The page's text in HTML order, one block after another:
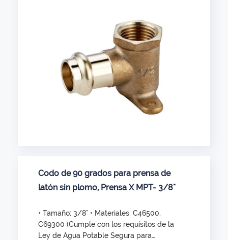
Codo de 90 grados para prensa de
latón sin plomo, Prensa X MPT- 3/8"
• Tamaño: 3/8" • Materiales: C46500,
C69300 (Cumple con los requisitos de la
Ley de Agua Potable Segura para